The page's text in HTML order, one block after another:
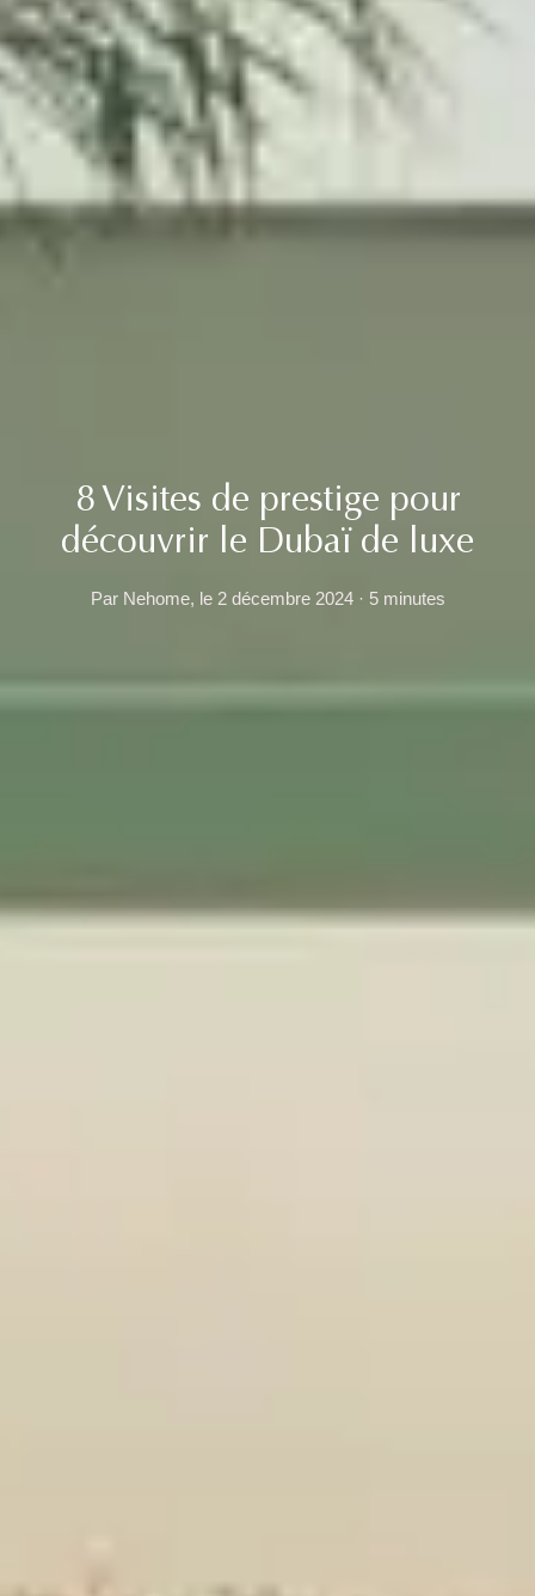
8 Visites de prestige pour
découvrir le Dubaï de luxe
Par Nehome, le 2 décembre 2024 · 5 minutes